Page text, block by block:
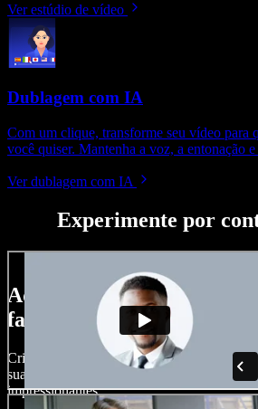
Ver estúdio de vídeo
Dublagem com IA
Com um clique, transforme seu vídeo para
você quiser. Mantenha a voz, a entonação
Ver dublagem com IA
Experimente por
Aqui vai só um gostinho
fazer com o Speechify
Crie narrações, adicione imagens, áudios
sua voz e produza projetos audiovisuais
impressionantes.